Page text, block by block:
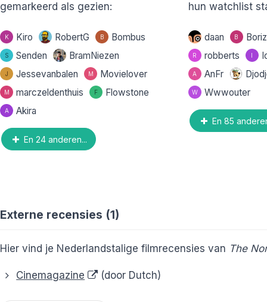
gemarkeerd als gezien:
K Kiro RobertG B Bombus
S Senden BramNiezen
J Jessevanbalen M Movielover
M marczeldenthuis F Flowstone
A Akira
En 24 anderen...
hun watchlist
daan B
R robberts I
A AnFr
W Wwwouter
En 85
Externe recensies (1)
Hier vind je Nederlandstalige filmrecensies van The
Cinemagazine (door Dutch)